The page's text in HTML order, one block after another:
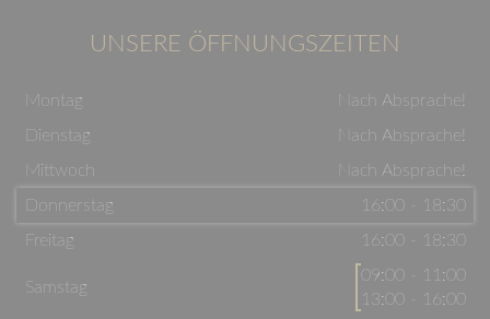
UNSERE ÖFFNUNGSZEITEN
Montag
Nach Absprache!
Dienstag
Nach Absprache!
Mittwoch
Nach Absprache!
Donnerstag
16:00 - 18:30
Freitag
16:00 - 18:30
Samstag
09:00 - 11:00
13:00 - 16:00